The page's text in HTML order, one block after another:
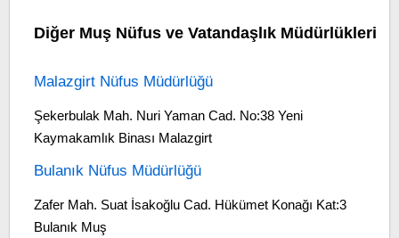
Diğer Muş Nüfus ve Vatandaşlık Müdürlükleri
Malazgirt Nüfus Müdürlüğü
Şekerbulak Mah. Nuri Yaman Cad. No:38 Yeni
Kaymakamlık Binası Malazgirt
Bulanık Nüfus Müdürlüğü
Zafer Mah. Suat İsakoğlu Cad. Hükümet Konağı Kat:3
Bulanık Muş